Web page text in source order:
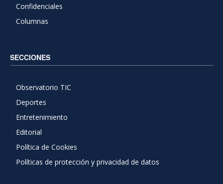
Confidenciales
Columnas
SECCIONES
Observatorio TIC
Deportes
Entretenimiento
Editorial
Política de Cookies
Políticas de protección y privacidad de datos